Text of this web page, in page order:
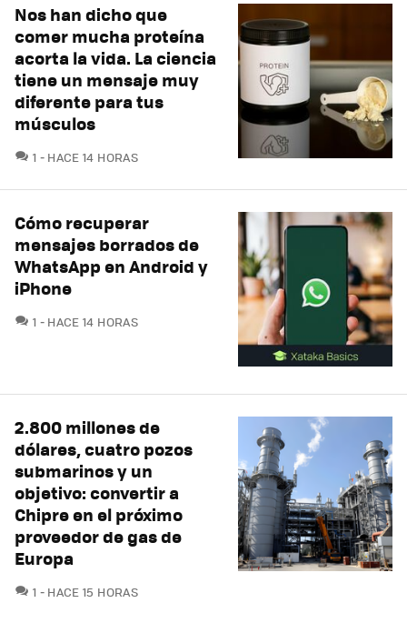
Nos han dicho que
comer mucha proteína
acorta la vida. La ciencia
tiene un mensaje muy
diferente para tus
músculos
1 COMENTARIOS
HACE 14 HORAS
Cómo recuperar
mensajes borrados de
WhatsApp en Android y
iPhone
1 COMENTARIOS
HACE 14 HORAS
2.800 millones de
dólares, cuatro pozos
submarinos y un
objetivo: convertir a
Chipre en el próximo
proveedor de gas de
Europa
1 COMENTARIOS
HACE 15 HORAS